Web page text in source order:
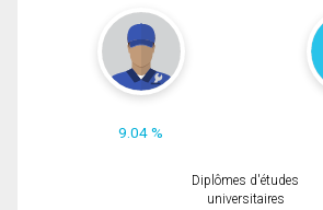
9.04 %
Diplômes d'études
universitaires